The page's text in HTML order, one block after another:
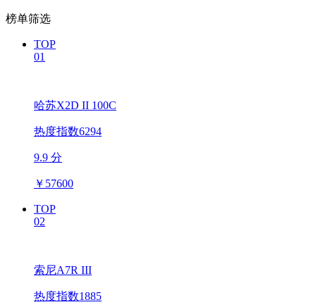
榜单筛选
TOP
01
哈苏X2D II 100C
热度指数6294
9.9 分
￥ 57600
TOP
02
索尼A7R III
热度指数1885